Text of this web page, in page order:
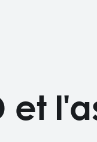
et